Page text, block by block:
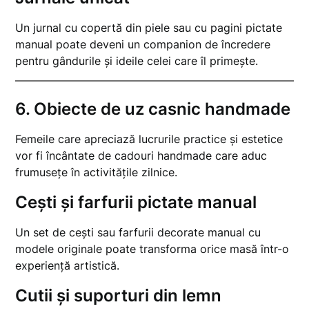
Un jurnal cu copertă din piele sau cu pagini pictate
manual poate deveni un companion de încredere
pentru gândurile și ideile celei care îl primește.
6. Obiecte de uz casnic handmade
Femeile care apreciază lucrurile practice și estetice
vor fi încântate de cadouri handmade care aduc
frumusețe în activitățile zilnice.
Cești și farfurii pictate manual
Un set de cești sau farfurii decorate manual cu
modele originale poate transforma orice masă într-o
experiență artistică.
Cutii și suporturi din lemn